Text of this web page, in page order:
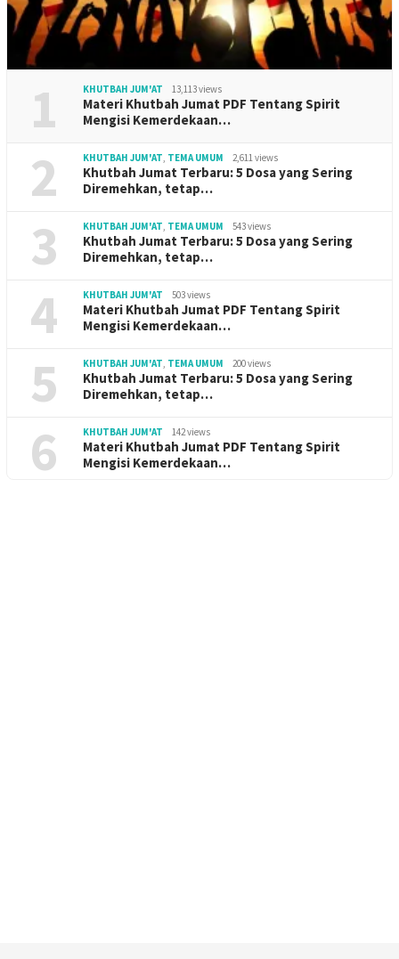
1 KHUTBAH JUM'AT 13,113 views
Materi Khutbah Jumat PDF Tentang Spirit
Mengisi Kemerdekaan…
2 KHUTBAH JUM'AT, TEMA UMUM 2,611 views
Khutbah Jumat Terbaru: 5 Dosa yang Sering
Diremehkan, tetap…
3 KHUTBAH JUM'AT, TEMA UMUM 543 views
Khutbah Jumat Terbaru: 5 Dosa yang Sering
Diremehkan, tetap…
4 KHUTBAH JUM'AT 503 views
Materi Khutbah Jumat PDF Tentang Spirit
Mengisi Kemerdekaan…
5 KHUTBAH JUM'AT, TEMA UMUM 200 views
Khutbah Jumat Terbaru: 5 Dosa yang Sering
Diremehkan, tetap…
6 KHUTBAH JUM'AT 142 views
Materi Khutbah Jumat PDF Tentang Spirit
Mengisi Kemerdekaan…